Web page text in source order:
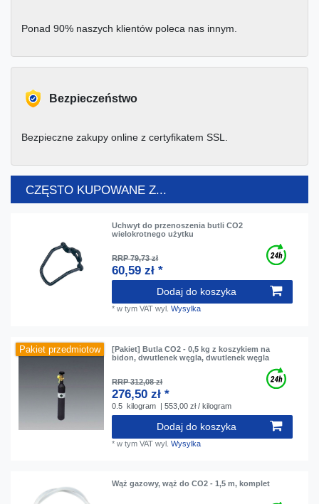
Ponad 90% naszych klientów poleca nas innym.
Bezpieczeństwo
Bezpieczne zakupy online z certyfikatem SSL.
CZĘSTO KUPOWANE Z...
Uchwyt do przenoszenia butli CO2
wielokrotnego użytku
RRP 79,73 zł
60,59 zł *
Dodaj do koszyka
*w tym VAT wyl.Wysylka
Pakiet przedmiotow
[Pakiet] Butla CO2 - 0,5 kg z koszykiem na
bidon, dwutlenek węgla, dwutlenek węgla
RRP 312,08 zł
276,50 zł *
0.5 kilogram | 553,00 zł / kilogram
Dodaj do koszyka
*w tym VAT wyl.Wysylka
Wąż gazowy, wąż do CO2 - 1,5 m, komplet